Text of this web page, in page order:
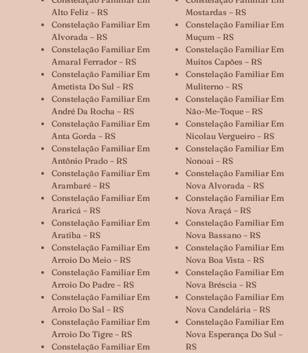
Alto Feliz – RS
Constelação Familiar Em
Alvorada – RS
Constelação Familiar Em
Amaral Ferrador – RS
Constelação Familiar Em
Ametista Do Sul – RS
Constelação Familiar Em
André Da Rocha – RS
Constelação Familiar Em
Anta Gorda – RS
Constelação Familiar Em
Antônio Prado – RS
Constelação Familiar Em
Arambaré – RS
Constelação Familiar Em
Araricá – RS
Constelação Familiar Em
Aratiba – RS
Constelação Familiar Em
Arroio Do Meio – RS
Constelação Familiar Em
Arroio Do Padre – RS
Constelação Familiar Em
Arroio Do Sal – RS
Constelação Familiar Em
Arroio Do Tigre – RS
Constelação Familiar Em
Mostardas – RS
Constelação Familiar Em
Muçum – RS
Constelação Familiar Em
Muitos Capões – RS
Constelação Familiar Em
Muliterno – RS
Constelação Familiar Em
Não-Me-Toque – RS
Constelação Familiar Em
Nicolau Vergueiro – RS
Constelação Familiar Em
Nonoai – RS
Constelação Familiar Em
Nova Alvorada – RS
Constelação Familiar Em
Nova Araçá – RS
Constelação Familiar Em
Nova Bassano – RS
Constelação Familiar Em
Nova Boa Vista – RS
Constelação Familiar Em
Nova Bréscia – RS
Constelação Familiar Em
Nova Candelária – RS
Constelação Familiar Em
Nova Esperança Do Sul –
RS